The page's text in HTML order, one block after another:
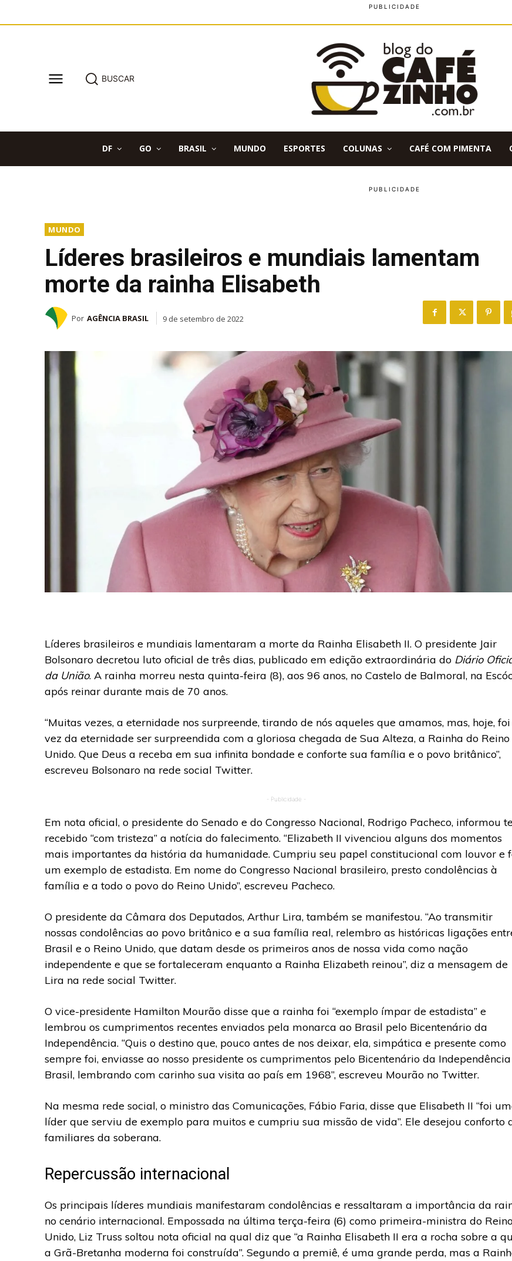
BUSCAR
DF GO BRASIL MUNDO ESPORTES COLUNAS CAFÉ COM PIMENTA
MUNDO
Líderes brasileiros e mundiais lamentam
morte da rainha Elisabeth
Por AGÊNCIA BRASIL 9 de setembro de 2022
Líderes brasileiros e mundiais lamentaram a morte da Rainha Elisabeth II. O presidente Jair
Bolsonaro decretou luto oficial de três dias, publicado em edição extraordinária do Diário
da União. A rainha morreu nesta quinta-feira (8), aos 96 anos, no Castelo de Balmoral, na
após reinar durante mais de 70 anos.
“Muitas vezes, a eternidade nos surpreende, tirando de nós aqueles que amamos, mas, hoje,
vez da eternidade ser surpreendida com a gloriosa chegada de Sua Alteza, a Rainha do Reino
Unido. Que Deus a receba em sua infinita bondade e conforte sua família e o povo britânico”,
escreveu Bolsonaro na rede social Twitter.
- Publicidade -
Em nota oficial, o presidente do Senado e do Congresso Nacional, Rodrigo Pacheco, informou
recebido “com tristeza” a notícia do falecimento. “Elizabeth II vivenciou alguns dos momentos
mais importantes da história da humanidade. Cumpriu seu papel constitucional com louvor e
um exemplo de estadista. Em nome do Congresso Nacional brasileiro, presto condolências à
família e a todo o povo do Reino Unido”, escreveu Pacheco.
O presidente da Câmara dos Deputados, Arthur Lira, também se manifestou. “Ao transmitir
nossas condolências ao povo britânico e a sua família real, relembro as históricas ligações
Brasil e o Reino Unido, que datam desde os primeiros anos de nossa vida como nação
independente e que se fortaleceram enquanto a Rainha Elizabeth reinou”, diz a mensagem de
Lira na rede social Twitter.
O vice-presidente Hamilton Mourão disse que a rainha foi “exemplo ímpar de estadista” e
lembrou os cumprimentos recentes enviados pela monarca ao Brasil pelo Bicentenário da
Independência. “Quis o destino que, pouco antes de nos deixar, ela, simpática e presente como
sempre foi, enviasse ao nosso presidente os cumprimentos pelo Bicentenário da
Brasil, lembrando com carinho sua visita ao país em 1968”, escreveu Mourão no Twitter.
Na mesma rede social, o ministro das Comunicações, Fábio Faria, disse que Elisabeth II “foi
líder que serviu de exemplo para muitos e cumpriu sua missão de vida”. Ele desejou conforto
familiares da soberana.
Repercussão internacional
Os principais líderes mundiais manifestaram condolências e ressaltaram a importância da
no cenário internacional. Empossada na última terça-feira (6) como primeira-ministra do
Unido, Liz Truss soltou nota oficial na qual diz que “a Rainha Elisabeth II era a rocha sobre a
a Grã-Bretanha moderna foi construída”. Segundo a premiê, é uma grande perda, mas a